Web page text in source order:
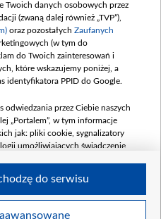
Twoich danych osobowych przez
(zwaną dalej również „TVP”),
oraz pozostałych Zaufanych
(w tym do
do Twoich zainteresowań i
które wskazujemy poniżej, a
identyfikatora PPID do Google.
odwiedzania przez Ciebie naszych
„Portalem”, w tym informacje
jak: pliki cookie, sygnalizatory
umożliwiających świadczenie
odwiedzania przez Ciebie
do serwisu